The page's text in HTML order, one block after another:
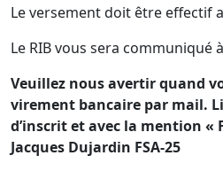
Le versement doit être effectif
Le RIB vous sera communiqué
Veuillez nous avertir quand
virement bancaire par mail.
d’inscrit et avec la mention «
Jacques Dujardin FSA-25